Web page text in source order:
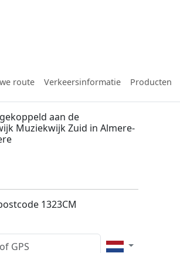
route Verkeersinformatie Producten
aan de
Muziekwijk Zuid in Almere-
1323CM